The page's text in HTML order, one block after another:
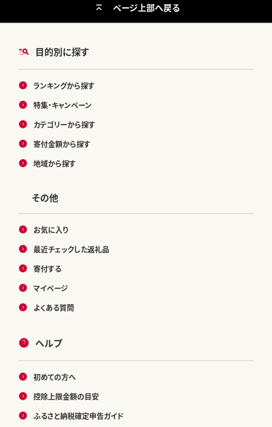
目的別に探す
ランキングから探す
特集・キャンペーン
カテゴリーから探す
寄付金額から探す
地域から探す
その他
お気に入り
最近チェックした返礼品
寄付する
マイページ
よくある質問
ヘルプ
初めての方へ
控除上限金額の目安
ふるさと納税確定申告ガイド
ページ上部へ戻る